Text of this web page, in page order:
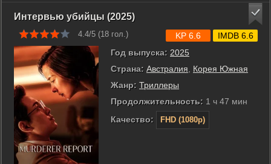
Интервью убийцы (2025)
4.4/5 (18 гол.)
Год выпуска: 2025
Страна: Австралия
Корея Южная
Жанр: Триллеры
Продолжительность: 1 ч 47 мин
Качество:
FHD (1080p)
KP 6.6 IMDB 6.6